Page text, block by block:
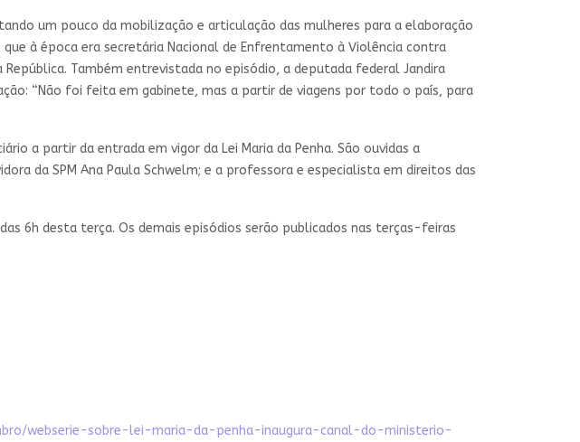
um pouco da mobilização e articulação das mulheres para a elaboração
à época era secretária Nacional de Enfrentamento à Violência contra
República. Também entrevistada no episódio, a deputada federal Jandira
“Não foi feita em gabinete, mas a partir de viagens por todo o país, para
a partir da entrada em vigor da Lei Maria da Penha. São ouvidas a
da SPM Ana Paula Schwelm; e a professora e especialista em direitos das
6h desta terça. Os demais episódios serão publicados nas terças-feiras
webserie-sobre-lei-maria-da-penha-inaugura-canal-do-ministerio-